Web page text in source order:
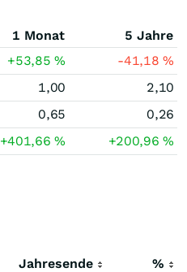
1 Monat
5 Jahre
+53,85% -41,18%
1,00
2,10
0,65
0,26
+401,66% +200,96%
Jahresende
%